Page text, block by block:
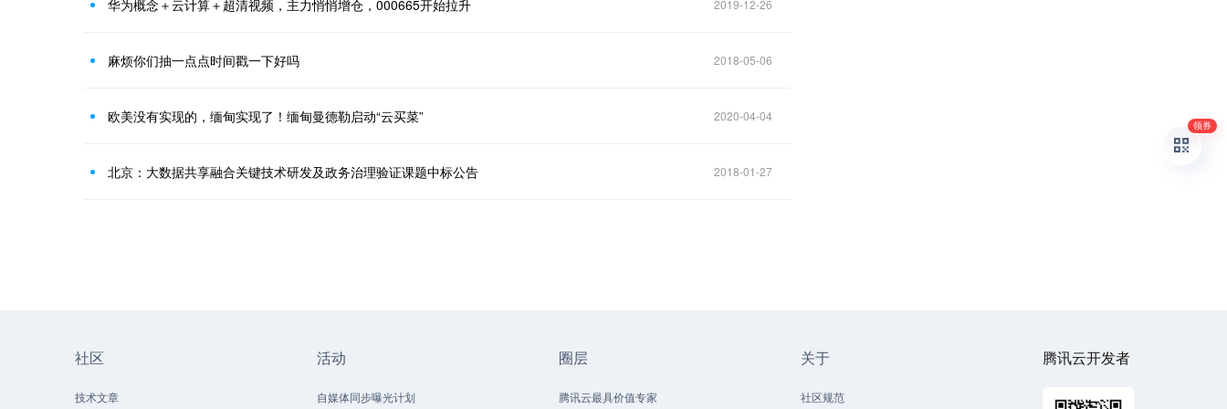
华为概念＋云计算＋超清视频，主力悄悄增仓，000665开始拉升 2019-12-26
麻烦你们抽一点点时间戳一下好吗 2018-05-06
欧美没有实现的，缅甸实现了！缅甸曼德勒启动“云买菜” 2020-04-04
北京：大数据共享融合关键技术研发及政务治理验证课题中标公告 2018-01-27
社区
技术文章
活动
自媒体同步曝光计划
圈层
腾讯云最具价值专家
关于
社区规范
腾讯云开发者
领券